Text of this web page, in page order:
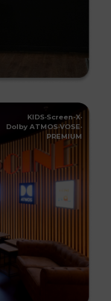
KIDS·Screen-X·
Dolby ATMOS·VOSE·
PREMIUM